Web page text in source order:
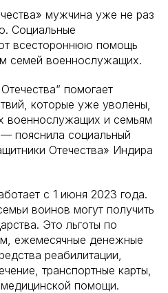
мужчина уже не раз
Социальные
всестороннюю помощь
семей военнослужащих.
помогает
которые уже уволены,
военнослужащих и семьям
пояснила социальный
Отечества» Индира
с 1 июня 2023 года.
воинов могут получить
Это льготы по
ежемесячные денежные
реабилитации,
транспортные карты,
помощи.